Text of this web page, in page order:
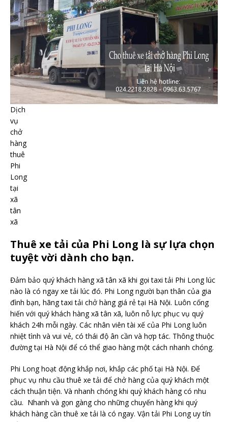
Dịch
vụ
chở
hàng
thuê
Phi
Long
tại
xã
tân
xã
Thuê xe tải của Phi Long là sự lựa chọn
tuyệt vời dành cho bạn.
Đảm bảo quý khách hàng xã tân xã khi gọi taxi tải Phi Long lúc
nào là có ngay xe tải lúc đó. Phi Long người bạn thân của gia
đình bạn, hãng taxi tải chở hàng giá rẻ tại Hà Nội. Luôn cống
hiến với quý khách hàng xã tân xã, luôn nỗ lực phục vụ quý
khách 24h mỗi ngày. Các nhân viên tài xế của Phi Long luôn
nhiệt tình và vui vẻ, có thái độ ân cần và hợp tác. Thông thuộc
đường tại Hà Nội để có thể giao hàng một cách nhanh chóng.
Phi Long hoạt động khắp nơi, khắp các phố tại Hà Nội. Để
phục vụ nhu cầu thuê xe tải để chở hàng của quý khách một
cách thuận tiện. Và nhanh chóng khi quý khách hàng có nhu
cầu. Nhanh và gọn gàng cho những chuyến hàng khi quý
khách hàng cần thuê xe tải là có ngay. Vận tải Phi Long uy tín